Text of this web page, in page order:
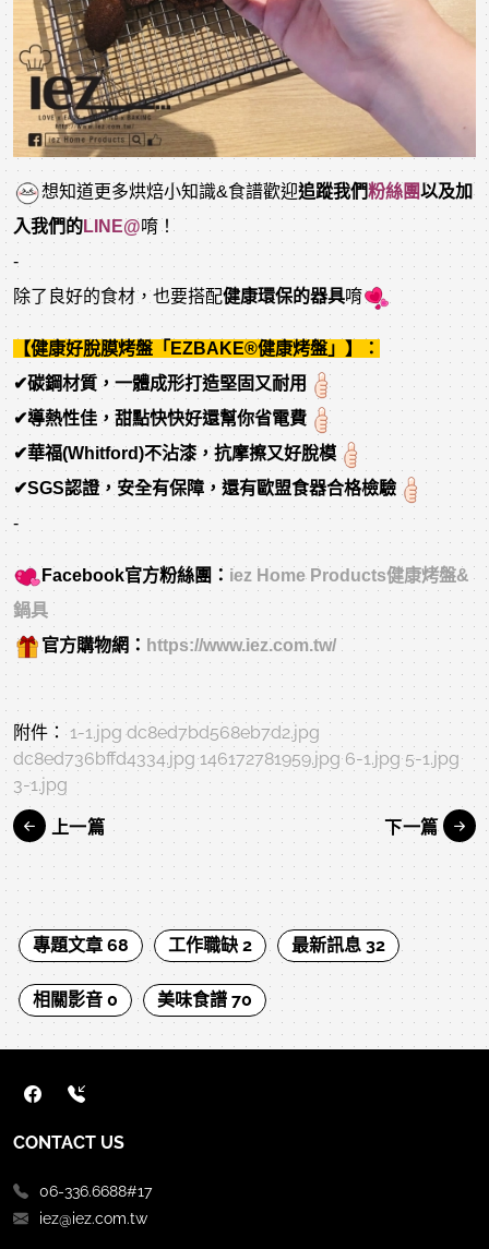
想知道更多烘焙小知識&食譜歡迎追蹤我們粉絲團以及加
入我們的LINE@唷！
-
除了良好的食材，也要搭配健康環保的器具唷
【健康好脫膜烤盤「EZBAKE®健康烤盤」】：
✔碳鋼材質，一體成形打造堅固又耐用
✔導熱性佳，甜點快快好還幫你省電費
✔華福(Whitford)不沾漆，抗摩擦又好脫模
✔SGS認證，安全有保障，還有歐盟食器合格檢驗
-
Facebook官方粉絲團： iez Home Products健康烤盤&
鍋具
官方購物網： https://www.iez.com.tw/
附件： 1-1.jpg dc8ed7bd568eb7d2.jpg
dc8ed736bffd4334.jpg 146172781959.jpg 6-1.jpg 5-1.jpg
3-1.jpg
上一篇 下一篇
專題文章 68 工作職缺 2 最新訊息 32
相關影音 0 美味食譜 70
CONTACT US
06-336.6688#17
iez@iez.com.tw